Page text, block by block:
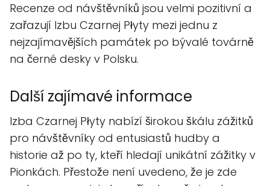
Recenze od návštěvníků jsou velmi pozitivní a
zařazují Izbu Czarnej Płyty mezi jednu z
nejzajímavějších památek po bývalé továrně
na černé desky v Polsku.
Další zajímavé informace
Izba Czarnej Płyty nabízí širokou škálu zážitků
pro návštěvníky od entusiastů hudby a
historie až po ty, kteří hledají unikátní zážitky v
Pionkách. Přestože není uvedeno, že je zde